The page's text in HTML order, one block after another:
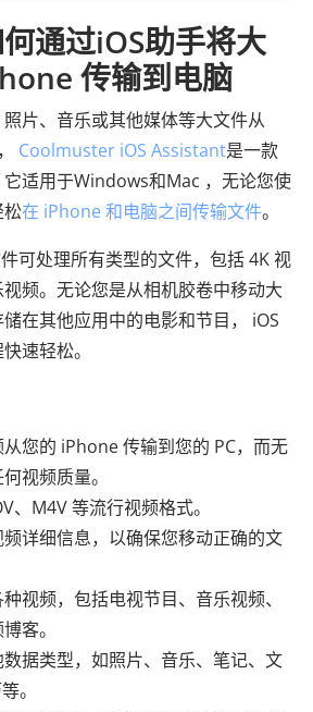
通过iOS助手将大
传输到电脑
片、音乐或其他媒体等大文件从
Coolmuster iOS Assistant是一款
适用于Windows和Mac ，无论您使
在 iPhone 和电脑之间传输文件。
可处理所有类型的文件，包括 4K 视
频。无论您是从相机胶卷中移动大
在其他应用中的电影和节目， iOS
速轻松。
您的 iPhone 传输到您的 PC，而无
视频质量。
、M4V 等流行视频格式。
详细信息，以确保您移动正确的文
视频，包括电视节目、音乐视频、
客。
据类型，如照片、音乐、笔记、文
。